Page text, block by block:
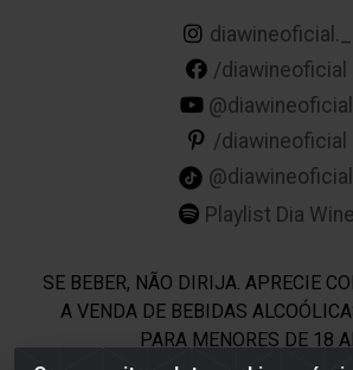
diawineoficial._
/diawineoficial
@diawineoficial
/diawineoficial
@diawineoficial
Playlist Dia Wine
SE BEBER, NÃO DIRIJA. APRECIE
A VENDA DE BEBIDAS
PARA MENORES DE 18